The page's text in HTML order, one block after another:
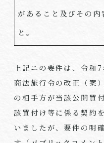
があること及びその
と。
上記ニの要件は、令和
商法施行令の改正（案
の相手方が当該公開買
該買付け等に係る契約
いましたが、要件の明